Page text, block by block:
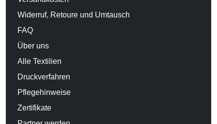
Widerruf, Retoure und Umtausch
FAQ
Über uns
Alle Textilien
Druckverfahren
Pflegehinweise
Zertifikate